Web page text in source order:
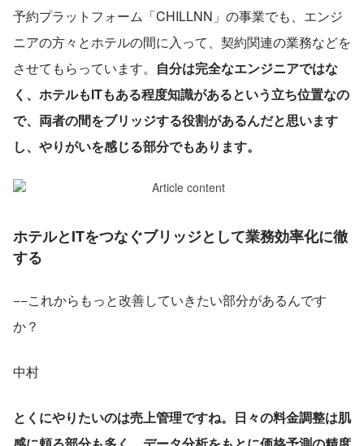
予約プラットフォーム「CHILLNN」の事業でも、エンジ
ニアの方々とホテルの間に入って、契約関連の業務などを
させてもらっています。 自分は完全なエンジニアではな
く、ホテルもITもある程度知識があるという立ち位置なの
で、両者の間をブリッジする役割があるんだと思います
し、やりがいを感じる部分でもあります。
ホテルとITをつなぐブリッジとして業務効率化に徹
する
−−これからもっと改善していきたい部分があるんです
か？
中村
とくにやりたいのは売上管理ですね。日々の料金調整は肌